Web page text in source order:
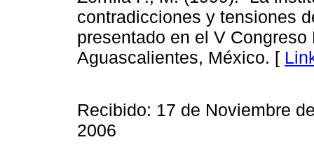
contradicciones y tensiones
presentado en el V
Aguascalientes, México. [
Recibido: 17 de Noviembre
2006